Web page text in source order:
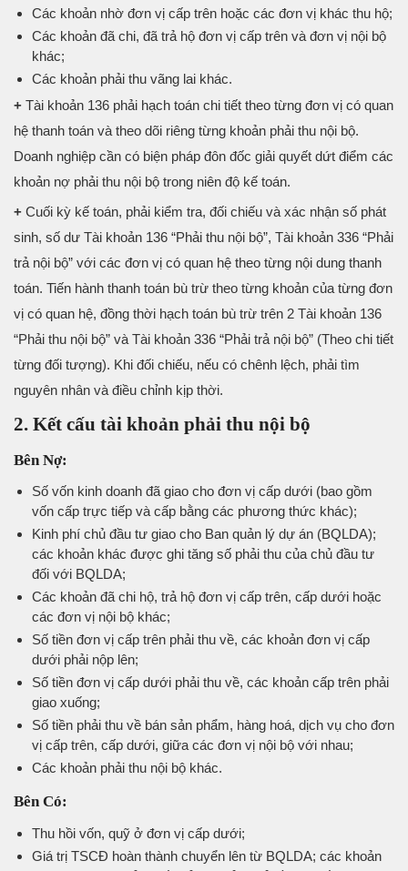
Các khoản nhờ đơn vị cấp trên hoặc các đơn vị khác thu hộ;
Các khoản đã chi, đã trả hộ đơn vị cấp trên và đơn vị nội bộ
khác;
Các khoản phải thu vãng lai khác.
+ Tài khoản 136 phải hạch toán chi tiết theo từng đơn vị có quan
hệ thanh toán và theo dõi riêng từng khoản phải thu nội bộ.
Doanh nghiệp cần có biện pháp đôn đốc giải quyết dứt điểm các
khoản nợ phải thu nội bộ trong niên độ kế toán.
+ Cuối kỳ kế toán, phải kiểm tra, đối chiếu và xác nhận số phát
sinh, số dư Tài khoản 136 “Phải thu nội bộ”, Tài khoản 336 “Phải
trả nội bộ” với các đơn vị có quan hệ theo từng nội dung thanh
toán. Tiến hành thanh toán bù trừ theo từng khoản của từng đơn
vị có quan hệ, đồng thời hạch toán bù trừ trên 2 Tài khoản 136
“Phải thu nội bộ” và Tài khoản 336 “Phải trả nội bộ” (Theo chi tiết
từng đối tượng). Khi đối chiếu, nếu có chênh lệch, phải tìm
nguyên nhân và điều chỉnh kịp thời.
2. Kết cấu tài khoản phải thu nội bộ
Bên Nợ:
Số vốn kinh doanh đã giao cho đơn vị cấp dưới (bao gồm
vốn cấp trực tiếp và cấp bằng các phương thức khác);
Kinh phí chủ đầu tư giao cho Ban quản lý dự án (BQLDA);
các khoản khác được ghi tăng số phải thu của chủ đầu tư
đối với BQLDA;
Các khoản đã chi hộ, trả hộ đơn vị cấp trên, cấp dưới hoặc
các đơn vị nội bộ khác;
Số tiền đơn vị cấp trên phải thu về, các khoản đơn vị cấp
dưới phải nộp lên;
Số tiền đơn vị cấp dưới phải thu về, các khoản cấp trên phải
giao xuống;
Số tiền phải thu về bán sản phẩm, hàng hoá, dịch vụ cho đơn
vị cấp trên, cấp dưới, giữa các đơn vị nội bộ với nhau;
Các khoản phải thu nội bộ khác.
Bên Có:
Thu hồi vốn, quỹ ở đơn vị cấp dưới;
Giá trị TSCĐ hoàn thành chuyển lên từ BQLDA; các khoản